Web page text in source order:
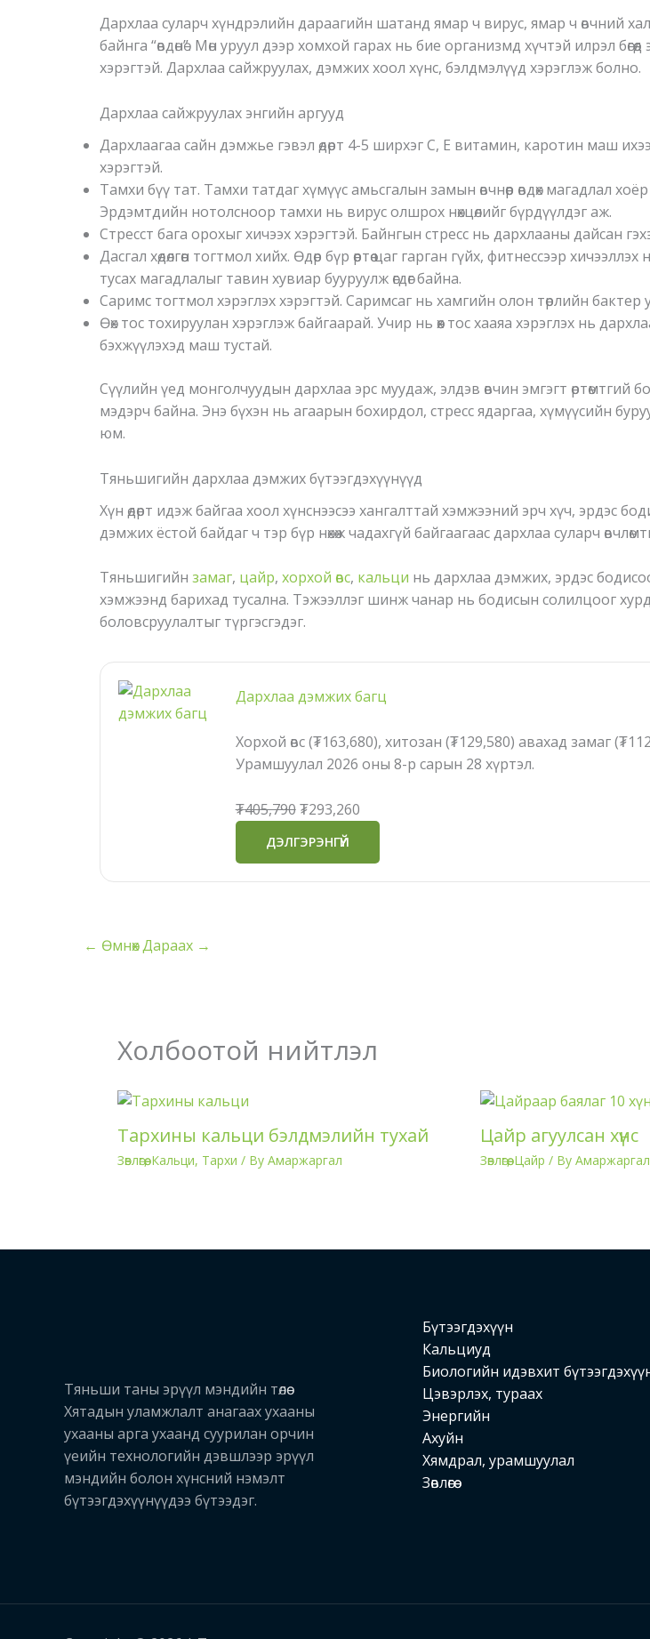
Дархлаа суларч хүндрэлийн дараагийн шатанд ямар ч вирус, ямар ч өвчний
байнга “өвдөнө”. Мөн уруул дээр хомхой гарах нь бие организмд хүчтэй илрэл
хэрэгтэй. Дархлаа сайжруулах, дэмжих хоол хүнс, бэлдмэлүүд хэрэглэж болно.
Дархлаа сайжруулах энгийн аргууд
Дархлаагаа сайн дэмжье гэвэл өдөрт 4-5 ширхэг С, Е витамин, каротин маш
хэрэгтэй.
Тамхи бүү тат. Тамхи татдаг хүмүүс амьсгалын замын өвчнөөр өвдөх магадлал
Эрдэмтдийн нотолсноор тамхи нь вирус олшрох нөхцөлийг бүрдүүлдэг аж.
Стресст бага орохыг хичээх хэрэгтэй. Байнгын стресс нь дархлааны дайсан
Дасгал хөдөлгөөн тогтмол хийх. Өдөр бүр өөртөө цаг гарган гүйх, фитнессээр
тусах магадлалыг тавин хувиар бууруулж өгдөг байна.
Саримс тогтмол хэрэглэх хэрэгтэй. Саримсаг нь хамгийн олон төрлийн бактер
Өөх тос тохируулан хэрэглэж байгаарай. Учир нь өөх тос хааяа хэрэглэх нь
бэхжүүлэхэд маш тустай.
Сүүлийн үед монголчуудын дархлаа эрс муудаж, элдэв өвчин эмгэгт өртөмтгий
мэдэрч байна. Энэ бүхэн нь агаарын бохирдол, стресс ядаргаа, хүмүүсийн
юм.
Тяньшигийн дархлаа дэмжих бүтээгдэхүүнүүд
Хүн өдөрт идэж байгаа хоол хүнснээсээ хангалттай хэмжээний эрч хүч, эрдэс
дэмжих ёстой байдаг ч тэр бүр нөхөж чадахгүй байгаагаас дархлаа суларч
Тяньшигийн замаг, цайр, хорхой өвс, кальци нь дархлаа дэмжих, эрдэс бодисоо
хэмжээнд барихад тусална. Тэжээллэг шинж чанар нь бодисын солилцоог
боловсруулалтыг түргэсгэдэг.
Дархлаа дэмжих багц
Хорхой өвс (₮163,680), хитозан (₮129,580) авахад замаг
Урамшуулал 2026 оны 8-р сарын 28 хүртэл.
₮405,790Original
was:
₮293,260Current
price
ДЭЛГЭРЭНГҮЙ
← ӨмнөхДараах →
Холбоотой нийтлэл
Тархины кальци бэлдмэлийн тухай
Зөвлөгөө,Кальци, Тархи / By Амаржаргал
Цайр агуулсан хүнс
Зөвлөгөө,Цайр / By Амаржаргал
Тяньши таны эрүүл мэндийн төлөө
Хятадын уламжлалт анагаах ухааны
ухааны арга ухаанд суурилан орчин
үеийн технологийн дэвшлээр эрүүл
мэндийн болон хүнсний нэмэлт
бүтээгдэхүүнүүдээ бүтээдэг.
Бүтээгдэхүүн
Кальциуд
Биологийн идэвхит
Цэвэрлэх, тураах
Энергийн
Ахуйн
Хямдрал, урамшуулал
Зөвлөгөө